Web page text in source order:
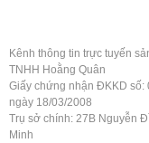
Kênh thông tin trực tuyến
TNHH Hoằng Quân
Giấy chứng nhận ĐKKD số:
ngày 18/03/2008
Trụ sở chính: 27B Nguyễn
Minh